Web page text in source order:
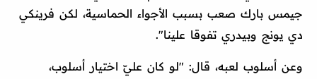
جيمس بارك صعب بسبب الأجواء الحماسية، لكن فرينكي
دي يونج وبيدري تفوقا علينا".
وعن أسلوب لعبه، قال: "لو كان عليّ اختيار أسلوب،